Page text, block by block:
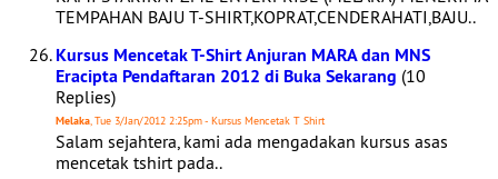
TEMPAHAN BAJU T-SHIRT,KOPRAT,CENDERAHATI,BAJU..
Kursus Mencetak T-Shirt Anjuran MARA dan MNS
Eracipta Pendaftaran 2012 di Buka Sekarang (10
Replies)
Melaka, Tue 3/Jan/2012 2:25pm - Kursus Mencetak T Shirt
Salam sejahtera, kami ada mengadakan kursus asas
mencetak tshirt pada..